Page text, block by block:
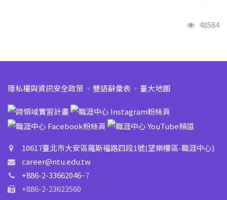
響的思辨與探討
第12週 - 5/11｜外商文化與職場
動態 & 影響力經營
🎤講師：1.Manpower on-site
經理 Rylie Chen
2.
瀏覽人次
48584
:::
隱私權與資訊安全政策 雙語辭彙表 臺大地圖
10617臺北市大安區羅斯福路四段1號(望樂樓區-職涯中心)
career@ntu.edu.tw
+886-2-33662046~7
+886-2-23623560